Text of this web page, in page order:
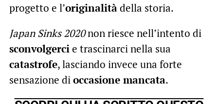
progetto e l’originalitàdella storia.
Japan Sinks 2020non riesce nell’intento di
sconvolgercie trascinarci nella sua
catastrofe, lasciando invece una forte
sensazione dioccasione mancata.